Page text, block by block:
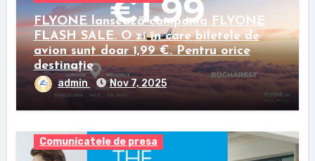
FLYONE lansează campania FLYONE
FLASH SALE. O zi în care biletele de
avion sunt doar 1,99 €. Pentru orice
destinație
admin Nov 7, 2025
Comunicatele de presa